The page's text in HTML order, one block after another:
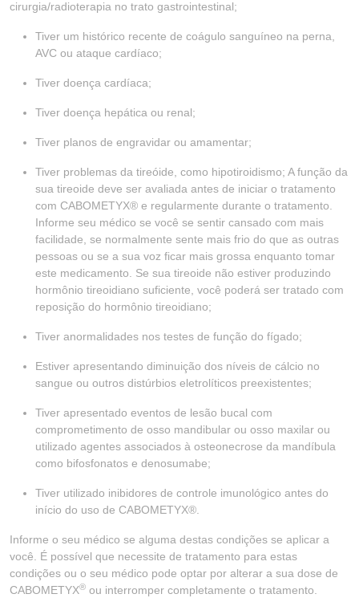
cirurgia/radioterapia no trato gastrointestinal;
Tiver um histórico recente de coágulo sanguíneo na perna,
AVC ou ataque cardíaco;
Tiver doença cardíaca;
Tiver doença hepática ou renal;
Tiver planos de engravidar ou amamentar;
Tiver problemas da tireóide, como hipotiroidismo; A função da
sua tireoide deve ser avaliada antes de iniciar o tratamento
com CABOMETYX® e regularmente durante o tratamento.
Informe seu médico se você se sentir cansado com mais
facilidade, se normalmente sente mais frio do que as outras
pessoas ou se a sua voz ficar mais grossa enquanto tomar
este medicamento. Se sua tireoide não estiver produzindo
hormônio tireoidiano suficiente, você poderá ser tratado com
reposição do hormônio tireoidiano;
Tiver anormalidades nos testes de função do fígado;
Estiver apresentando diminuição dos níveis de cálcio no
sangue ou outros distúrbios eletrolíticos preexistentes;
Tiver apresentado eventos de lesão bucal com
comprometimento de osso mandibular ou osso maxilar ou
utilizado agentes associados à osteonecrose da mandíbula
como bifosfonatos e denosumabe;
Tiver utilizado inibidores de controle imunológico antes do
início do uso de CABOMETYX®.
Informe o seu médico se alguma destas condições se aplicar a
você. É possível que necessite de tratamento para estas
condições ou o seu médico pode optar por alterar a sua dose de
CABOMETYX® ou interromper completamente o tratamento.